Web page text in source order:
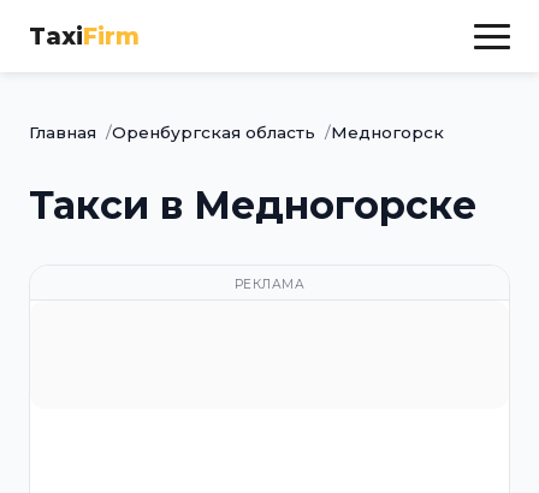
TaxiFirm
Главная Оренбургская область Медногорск
Такси в Медногорске
РЕКЛАМА